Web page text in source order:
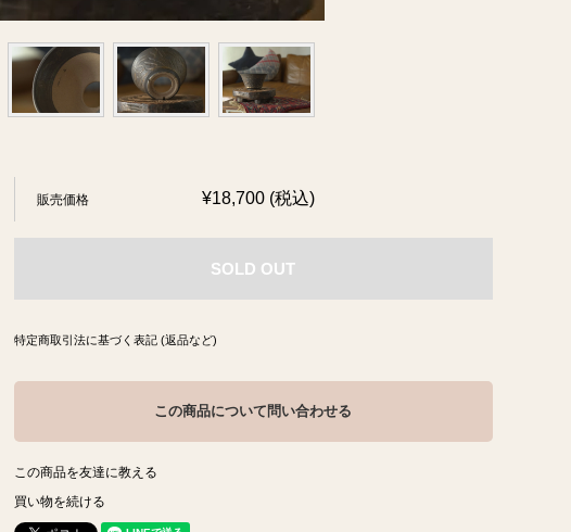
販売価格 ¥18,700 (税込)
SOLD OUT
特定商取引法に基づく表記 (返品など)
この商品について問い合わせる
この商品を友達に教える
買い物を続ける